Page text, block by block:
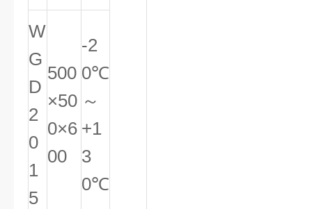
W
G
D
2
0
1
5
500
×50
0×6
00
-2
0℃
～
+1
3
0℃